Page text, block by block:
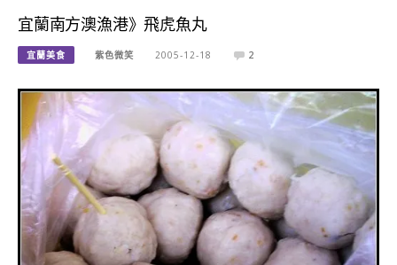
宜蘭南方澳漁港》飛虎魚丸
宜蘭美食 紫色微笑 2005-12-18 2